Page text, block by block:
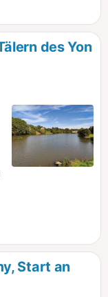
Venansault mit
weit weg von
kleinen
vom Verkehr
des Yon
Start an